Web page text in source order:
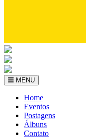
MENU
Home
Eventos
Postagens
Álbuns
Contato